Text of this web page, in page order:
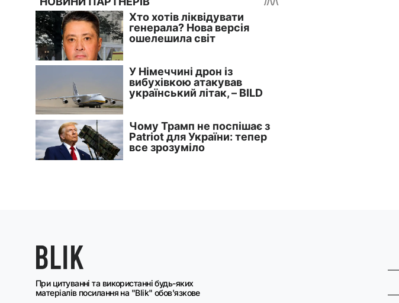
При цитуванні та використанні будь-яких
матеріалів посилання на "Blik" обов'язкове